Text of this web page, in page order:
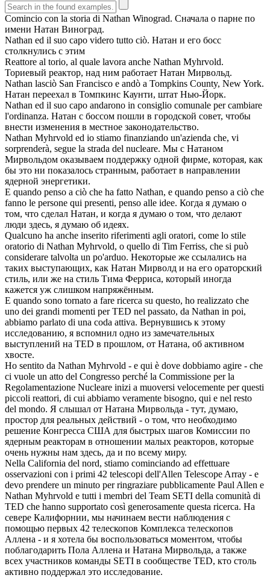
Comincio con la storia di Nathan Winograd. Сначала о парне по
имени Натан Виноград.
Nathan ed il suo capo videro tutto ciò. Натан и его босс
столкнулись с этим
Reattore al torio, al quale lavora anche Nathan Myhrvold.
Ториевый реактор, над ним работает Натан Мирвольд.
Nathan lasciò San Francisco e andò a Tompkins County, New York.
Натан переехал в Томпкинс Каунти, штат Нью-Йорк.
Nathan ed il suo capo andarono in consiglio comunale per cambiare
l'ordinanza. Натан с боссом пошли в городской совет, чтобы
внести изменения в местное законодательство.
Nathan Myhrvold ed io stiamo finanziando un'azienda che, vi
sorprenderà, segue la strada del nucleare. Мы с Натаном
Мирвольдом оказываем поддержку одной фирме, которая, как
бы это ни показалось странным, работает в направлении
ядерной энергетики.
E quando penso a ciò che ha fatto Nathan, e quando penso a ciò che
fanno le persone qui presenti, penso alle idee. Когда я думаю о
том, что сделал Натан, и когда я думаю о том, что делают
люди здесь, я думаю об идеях.
Qualcuno ha anche inserito riferimenti agli oratori, come lo stile
oratorio di Nathan Myhrvold, o quello di Tim Ferriss, che si può
considerare talvolta un po'arduo. Некоторые же ссылались на
таких выступающих, как Натан Мирволд и на его ораторский
стиль, или же на стиль Тима Ферриса, который иногда
кажется уж слишком напряжённым.
E quando sono tornato a fare ricerca su questo, ho realizzato che
uno dei grandi momenti per TED nel passato, da Nathan in poi,
abbiamo parlato di una coda attiva. Вернувшись к этому
исследованию, я вспомнил одно из замечательных
выступлений на TED в прошлом, от Натана, об активном
хвосте.
Ho sentito da Nathan Myhrvold - e qui è dove dobbiamo agire - che
ci vuole un atto del Congresso perché la Commissione per la
Regolamentazione Nucleare inizi a muoversi velocemente per questi
piccoli reattori, di cui abbiamo veramente bisogno, qui e nel resto
del mondo. Я слышал от Натана Мирвольда - тут, думаю,
простор для реальных действий - о том, что необходимо
решение Конгресса США для быстрых шагов Комиссии по
ядерным реакторам в отношении малых реакторов, которые
очень нужны нам здесь, да и по всему миру.
Nella California del nord, stiamo cominciando ad effettuare
osservazioni con i primi 42 telescopi dell'Allen Telescope Array - e
devo prendere un minuto per ringraziare pubblicamente Paul Allen e
Nathan Myhrvold e tutti i membri del Team SETI della comunità di
TED che hanno supportato così generosamente questa ricerca. На
севере Калифорнии, мы начинаем вести наблюдения с
помощью первых 42 телескопов Комплекса телескопов
Аллена - и я хотела бы воспользоваться моментом, чтобы
поблагодарить Пола Аллена и Натана Мирвольда, а также
всех участников команды SETI в сообществе TED, кто столь
активно поддержал это исследование.